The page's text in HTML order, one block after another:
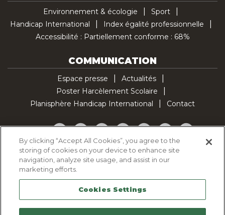
Environnement & écologie
Sport
Handicap International
Index égalité professionnelle
Accessibilité : Partiellement conforme : 68%
COMMUNICATION
Espace presse
Actualités
Poster Harcèlement Scolaire
Planisphère Handicap International
Contact
Facebook
TwitterYouTubePinterestInstagramLinkedInTikTok
Politique d'utilisation des cookies
Politique de confidentialité
Mentions légales
Plan du site
Contactez-nous
By clicking “Accept All Cookies”, you agree to the
storing of cookies on your device to enhance site
navigation, analyze site usage, and assist in our
marketing efforts.
Cookies Settings